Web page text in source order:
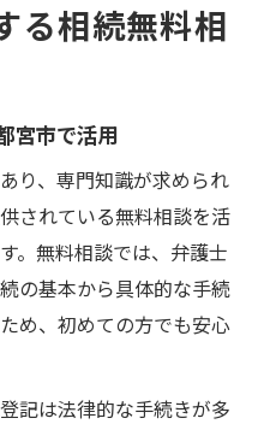
る相続無料相
宮市で活用
り、専門知識が求められ
されている無料相談を活
。無料相談では、弁護士
の基本から具体的な手続
め、初めての方でも安心
記は法律的な手続きが多